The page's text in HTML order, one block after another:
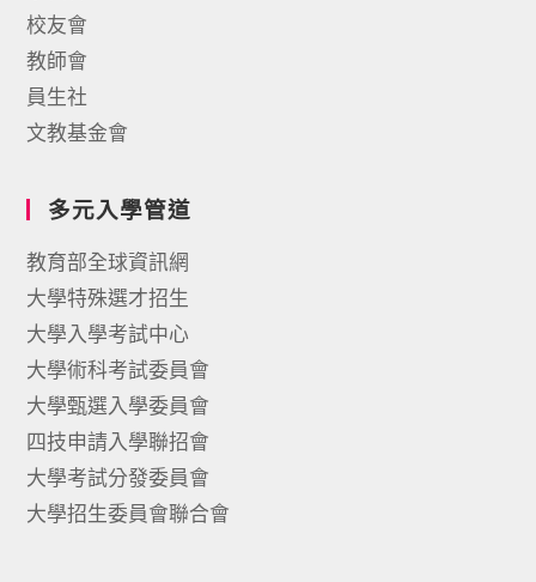
校友會
教師會
員生社
文教基金會
多元入學管道
教育部全球資訊網
大學特殊選才招生
大學入學考試中心
大學術科考試委員會
大學甄選入學委員會
四技申請入學聯招會
大學考試分發委員會
大學招生委員會聯合會